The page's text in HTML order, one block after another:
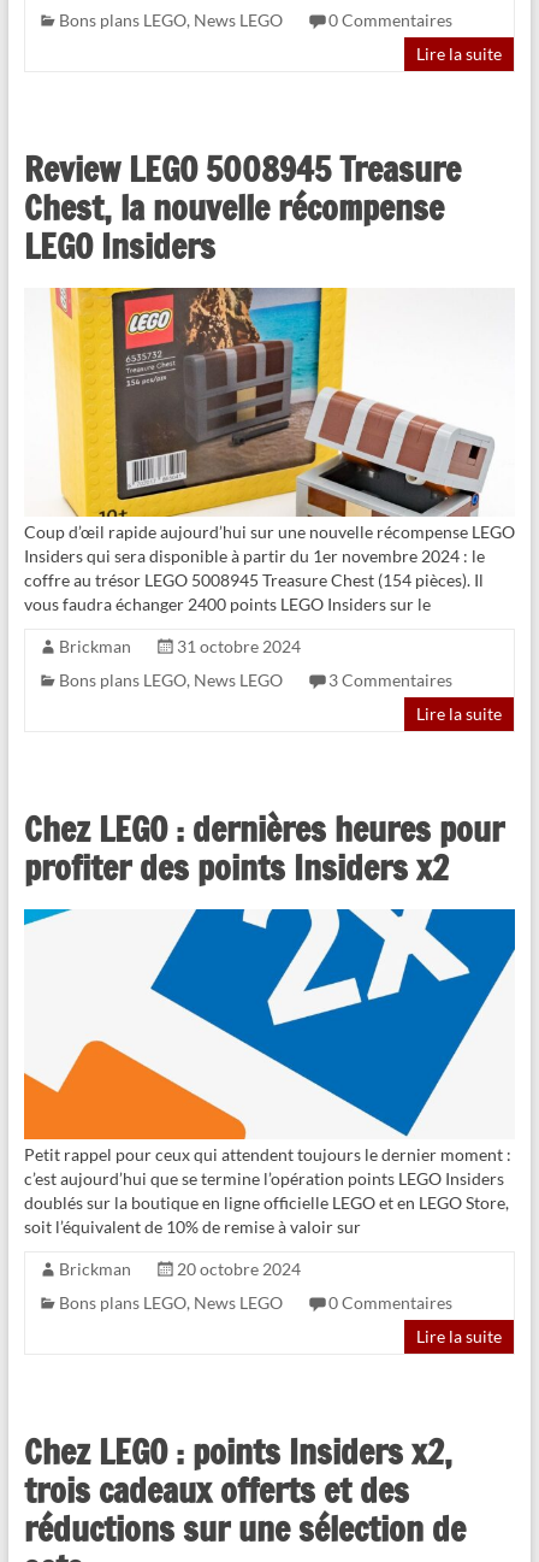
Bons plans LEGO, News LEGO
0 Commentaires
Lire la suite
Review LEGO 5008945 Treasure
Chest, la nouvelle récompense
LEGO Insiders
Coup d’œil rapide aujourd’hui sur une nouvelle récompense LEGO
Insiders qui sera disponible à partir du 1er novembre 2024 : le
coffre au trésor LEGO 5008945 Treasure Chest (154 pièces). Il
vous faudra échanger 2400 points LEGO Insiders sur le
Brickman
31 octobre 2024
Bons plans LEGO, News LEGO
3 Commentaires
Lire la suite
Chez LEGO : dernières heures pour
profiter des points Insiders x2
Petit rappel pour ceux qui attendent toujours le dernier moment :
c’est aujourd’hui que se termine l’opération points LEGO Insiders
doublés sur la boutique en ligne officielle LEGO et en LEGO Store,
soit l’équivalent de 10% de remise à valoir sur
Brickman
20 octobre 2024
Bons plans LEGO, News LEGO
0 Commentaires
Lire la suite
Chez LEGO : points Insiders x2,
trois cadeaux offerts et des
réductions sur une sélection de